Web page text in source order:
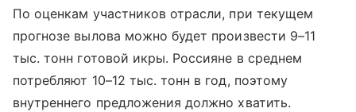
По оценкам участников отрасли, при текущем
прогнозе вылова можно будет произвести 9–11
тыс. тонн готовой икры. Россияне в среднем
потребляют 10–12 тыс. тонн в год, поэтому
внутреннего предложения должно хватить.